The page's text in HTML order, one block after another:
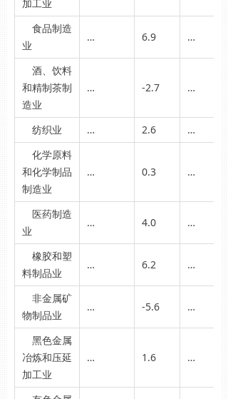
加工业
食品制造
业
… 6.9 …
酒、饮料
和精制茶制
造业
… -2.7 …
纺织业 … 2.6
…
化学原料
和化学制品
制造业
… 0.3 …
医药制造
业
… 4.0 …
橡胶和塑
料制品业
… 6.2 …
非金属矿
物制品业
… -5.6 …
黑色金属
冶炼和压延
加工业
… 1.6 …